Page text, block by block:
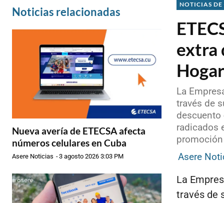
Noticias relacionadas
Nueva avería de ETECSA afecta
números celulares en Cuba
Asere Noticias -3 agosto 2026 3:03 PM
NOTICIAS DE
extra
Hogar
La
través de
descuento
radicados
Asere
La
través de